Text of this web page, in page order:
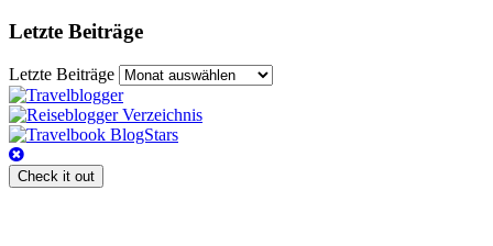
Letzte Beiträge
Letzte Beiträge
Check it out